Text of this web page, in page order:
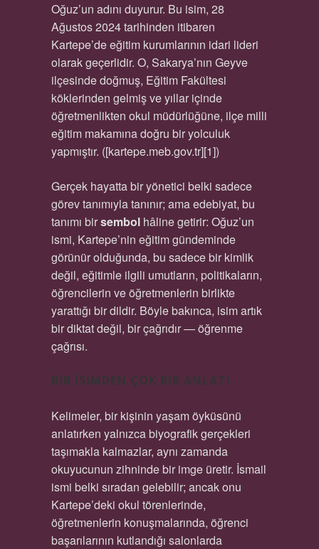
Oğuz’un adını duyurur. Bu isim, 28
Ağustos 2024 tarihinden itibaren
Kartepe’de eğitim kurumlarının idari lideri
olarak geçerlidir. O, Sakarya’nın Geyve
ilçesinde doğmuş, Eğitim Fakültesi
köklerinden gelmiş ve yıllar içinde
öğretmenlikten okul müdürlüğüne, ilçe milli
eğitim makamına doğru bir yolculuk
yapmıştır. ([kartepe.meb.gov.tr][1])
Gerçek hayatta bir yönetici belki sadece
görev tanımıyla tanınır; ama edebiyat, bu
tanımı birsembolhâline getirir: Oğuz’un
ismi, Kartepe’nin eğitim gündeminde
görünür olduğunda, bu sadece bir kimlik
değil, eğitimle ilgili umutların, politikaların,
öğrencilerin ve öğretmenlerin birlikte
yarattığı bir dildir. Böyle bakınca, isim artık
bir diktat değil, bir çağrıdır — öğrenme
çağrısı.
BIR İSIMDEN ÇOK BIR ANLATI
Kelimeler, bir kişinin yaşam öyküsünü
anlatırken yalnızca biyografik gerçekleri
taşımakla kalmazlar, aynı zamanda
okuyucunun zihninde bir imge üretir. İsmail
ismi belki sıradan gelebilir; ancak onu
Kartepe’deki okul törenlerinde,
öğretmenlerin konuşmalarında, öğrenci
başarılarının kutlandığı salonlarda